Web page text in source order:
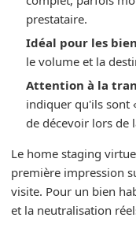
prestataire.
Idéal pour les
le volume et la
Attention à la
indiquer qu'ils sont
de décevoir lors de
Le home staging
première impression
visite. Pour un bien
et la neutralisation